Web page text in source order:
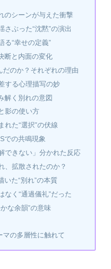
のシーンが与えた衝撃
さぶった“沈黙”の演出
る“幸せの定義”
断と内面の変化
だのか？それぞれの理由
する心理描写の妙
解く別れの意図
影の使い方
れた“選択”の伏線
での共鳴現象
できない」分かれた反応
、拡散されたのか？
いた“別れ”の本質
なく“通過儀礼”だった
な余韻”の意味
マの多層性に触れて